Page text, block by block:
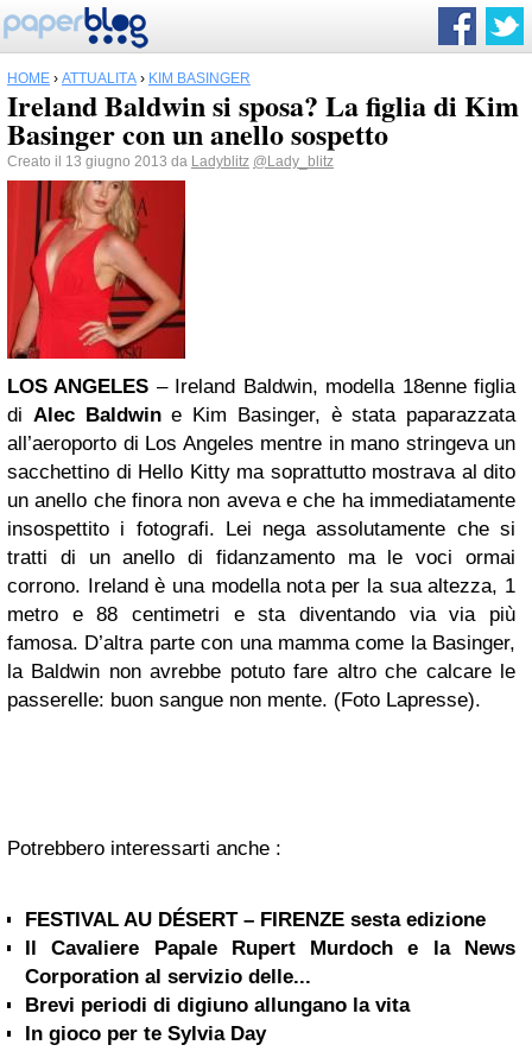
HOME › ATTUALITÀ › KIM BASINGER
Ireland Baldwin si sposa? La figlia di Kim
Basinger con un anello sospetto
Creato il 13 giugno 2013 da Ladyblitz @Lady_blitz
LOS ANGELES – Ireland Baldwin, modella 18enne figlia
di Alec Baldwine Kim Basinger, è stata paparazzata
all’aeroporto di Los Angeles mentre in mano stringeva un
sacchettino di Hello Kitty ma soprattutto mostrava al dito
un anello che finora non aveva e che ha immediatamente
insospettito i fotografi. Lei nega assolutamente che si
tratti di un anello di fidanzamento ma le voci ormai
corrono. Ireland è una modella nota per la sua altezza, 1
metro e 88 centimetri e sta diventando via via più
famosa. D’altra parte con una mamma come la Basinger,
la Baldwin non avrebbe potuto fare altro che calcare le
passerelle: buon sangue non mente. (Foto Lapresse).
Potrebbero interessarti anche :
FESTIVAL AU DÉSERT – FIRENZE sesta edizione
Il Cavaliere Papale Rupert Murdoch e la News
Corporation al servizio delle...
Brevi periodi di digiuno allungano la vita
In gioco per te Sylvia Day